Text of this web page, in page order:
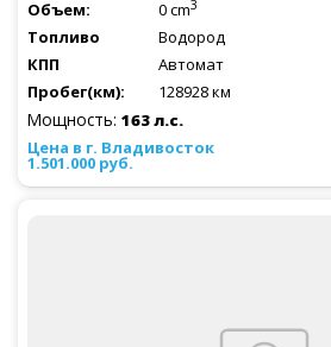
0 cm3
Водород
Автомат
128928 км
Мощность: 163 л.с.
1.501.000 руб.